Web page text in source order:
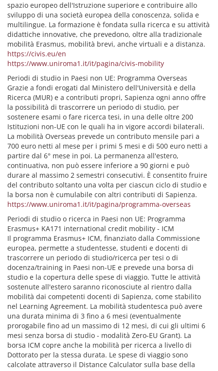
spazio europeo dell'Istruzione superiore e contribuire allo
sviluppo di una società europea della conoscenza, solida e
multilingue. La formazione è fondata sulla ricerca e su attività
didattiche innovative, che prevedono, oltre alla tradizionale
mobilità Erasmus, mobilità brevi, anche virtuali e a distanza.
https://civis.eu/en
https://www.uniroma1.it/it/pagina/civis-mobility
Periodi di studio in Paesi non UE: Programma Overseas
Grazie a fondi erogati dal Ministero dell'Università e della
Ricerca (MUR) e a contributi propri, Sapienza ogni anno offre
la possibilità di trascorrere un periodo di studio, per
sostenere esami o fare ricerca tesi, in una delle oltre 200
Istituzioni non-UE con le quali ha in vigore accordi bilaterali.
La mobilità Overseas prevede un contributo mensile pari a
700 euro netti al mese per i primi 5 mesi e di 500 euro netti a
partire dal 6° mese in poi. La permanenza all'estero,
continuativa, non può essere inferiore a 90 giorni e può
durare al massimo 2 semestri consecutivi. È consentito fruire
del contributo soltanto una volta per ciascun ciclo di studio e
la borsa non è cumulabile con altri contributi di Sapienza.
https://www.uniroma1.it/it/pagina/programma-overseas
Periodi di studio o ricerca in Paesi non UE: Programma
Erasmus+ KA171 international credit mobility - ICM
Il programma Erasmus+ ICM, finanziato dalla Commissione
europea, permette a studentesse, studenti e docenti di
trascorrere un periodo di studio/ricerca per tesi o di
docenza/training in Paesi non-UE e prevede una borsa di
studio e la copertura delle spese di viaggio. Tutte le attività
sostenute all'estero saranno riconosciute al rientro dalla
mobilità dai competenti docenti di Sapienza, come stabilito
nel Learning Agreement. La mobilità studentesca può avere
una durata minima di 3 fino a 6 mesi (eventualmente
prorogabile fino ad un massimo di 12 mesi, di cui gli ultimi 6
mesi senza borsa di studio - modalità Zero-EU Grant). La
borsa ICM copre anche la mobilità per ricerca a livello di
Dottorato per la stessa durata. Le spese di viaggio sono
calcolate attraverso il Distance Calculator sulla base della